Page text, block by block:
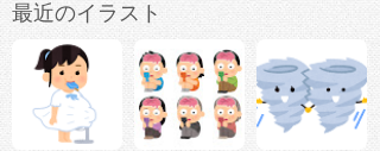
最近のイラスト